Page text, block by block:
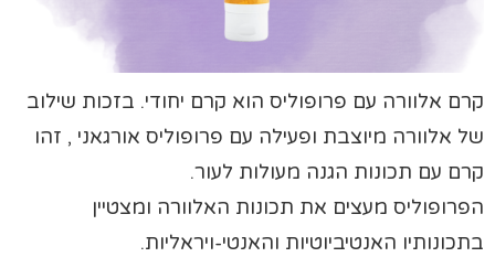
קרם אלוורה עם פרופוליס הוא קרם יחודי. בזכות שילוב
של אלוורה מיוצבת ופעילה עם פרופוליס אורגאני , זהו
קרם עם תכונות הגנה מעולות לעור.
הפרופוליס מעצים את תכונות האלוורה ומצטיין
בתכונותיו האנטיביוטיות והאנטי-ויראליות.